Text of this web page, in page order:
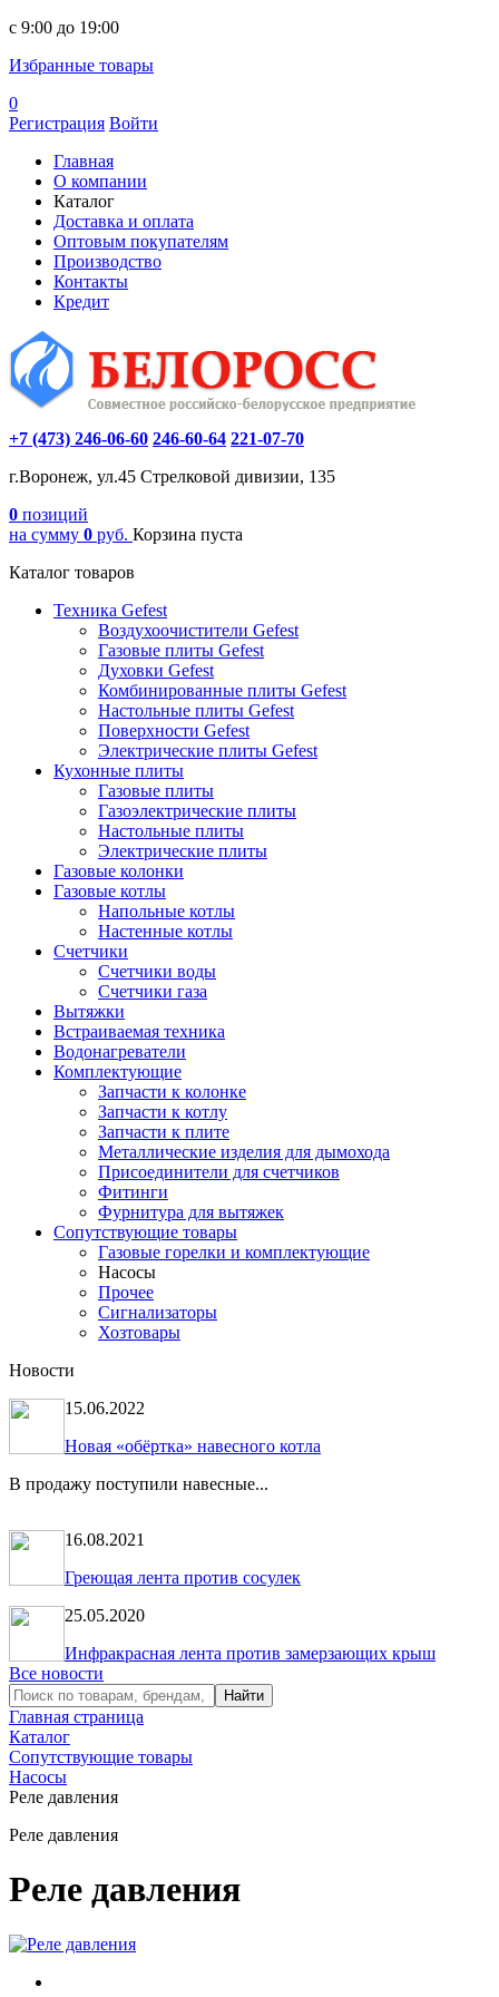
c 9:00 до 19:00
Избранные товары
0
Регистрация Войти
Главная
О компании
Каталог
Доставка и оплата
Оптовым покупателям
Производство
Контакты
Кредит
+7 (473) 246-06-60 246-60-64 221-07-70
г.Воронеж, ул.45 Стрелковой дивизии, 135
0 позиций
на сумму 0 руб. Корзина пуста
Каталог товаров
Техника Gefest
Воздухоочистители Gefest
Газовые плиты Gefest
Духовки Gefest
Комбинированные плиты Gefest
Настольные плиты Gefest
Поверхности Gefest
Электрические плиты Gefest
Кухонные плиты
Газовые плиты
Газоэлектрические плиты
Настольные плиты
Электрические плиты
Газовые колонки
Газовые котлы
Напольные котлы
Настенные котлы
Счетчики
Счетчики воды
Счетчики газа
Вытяжки
Встраиваемая техника
Водонагреватели
Комплектующие
Запчасти к колонке
Запчасти к котлу
Запчасти к плите
Металлические изделия для дымохода
Присоединители для счетчиков
Фитинги
Фурнитура для вытяжек
Сопутствующие товары
Газовые горелки и комплектующие
Насосы
Прочее
Сигнализаторы
Хозтовары
Новости
15.06.2022
Новая «обёртка» навесного котла
В продажу поступили навесные...
16.08.2021
Греющая лента против сосулек
25.05.2020
Инфракрасная лента против замерзающих крыш
Все новости
Главная страница
Каталог
Сопутствующие товары
Насосы
Реле давления
Реле давления
Реле давления